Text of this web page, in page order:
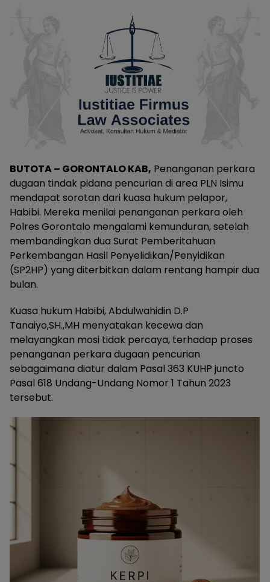
BUTOTA – GORONTALO KAB, Penanganan perkara
dugaan tindak pidana pencurian di area PLN Isimu
mendapat sorotan dari kuasa hukum pelapor,
Habibi. Mereka menilai penanganan perkara oleh
Polres Gorontalo mengalami kemunduran, setelah
membandingkan dua Surat Pemberitahuan
Perkembangan Hasil Penyelidikan/Penyidikan
(SP2HP) yang diterbitkan dalam rentang hampir dua
bulan.
Kuasa hukum Habibi, Abdulwahidin D.P
Tanaiyo,SH.,MH menyatakan kecewa dan
melayangkan mosi tidak percaya, terhadap proses
penanganan perkara dugaan pencurian
sebagaimana diatur dalam Pasal 363 KUHP juncto
Pasal 618 Undang-Undang Nomor 1 Tahun 2023
tersebut.